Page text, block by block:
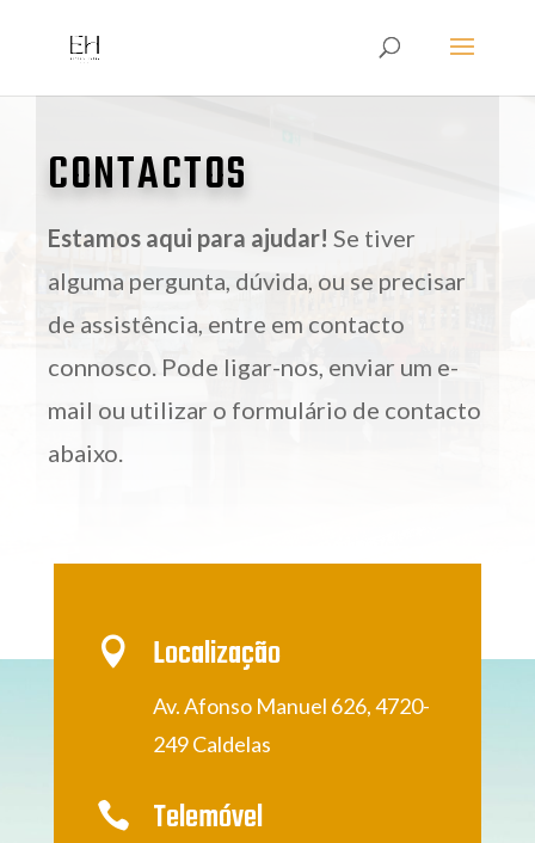
CONTACTOS
Estamos aqui para ajudar! Se tiver
alguma pergunta, dúvida, ou se precisar
de assistência, entre em contacto
connosco. Pode ligar-nos, enviar um e-
mail ou utilizar o formulário de contacto
abaixo.
 Localização
Av. Afonso Manuel 626, 4720-
249 Caldelas
 Telemóvel